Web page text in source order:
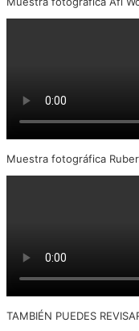
Muestra fotográfica
TAMBIÉN PUEDES